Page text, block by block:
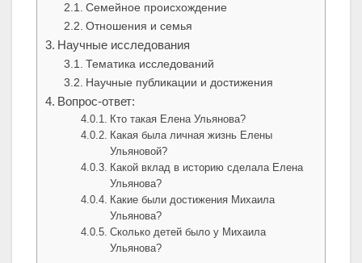
Семейное происхождение
Отношения и семья
Научные исследования
Тематика исследований
Научные публикации и достижения
Вопрос-ответ:
Кто такая Елена Ульянова?
Какая была личная жизнь Елены
Ульяновой?
Какой вклад в историю сделала Елена
Ульянова?
Какие были достижения Михаила
Ульянова?
Сколько детей было у Михаила
Ульянова?